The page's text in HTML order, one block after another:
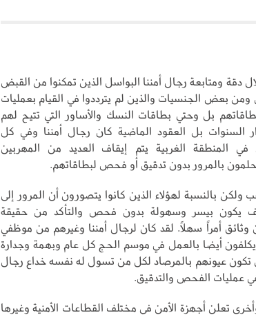
دقة ومتابعة رجال أمننا البواسل الذين تمكنوا من القبض
ومن بعض الجنسيات والذين لم يترددوا في القيام بعمليات
بل وحتي بطاقات النسك والأساور التي تتيح لهم
السنوات بل العقود الماضية كان رجال أمننا وفي كل
المنطقة الغربية يتم إيقاف العديد من المهربين
بالمرور بدون تدقيق أو فحص لبطاقاتهم.
ولكن بالنسبة لهؤلاء الذين كانوا يتصورون أن المرور إلى
يكون بيسر وسهولة بدون فحص والتأكد من حقيقة
وثائق أمراً سهلاً. لقد كان لرجال أمننا وغيرهم من موظفي
يكلفون أيضا بالعمل في موسم الحج كل عام وبهمة وجدارة
تكون عيونهم بالمرصاد لكل من تسول له نفسه خداع رجال
عمليات الفحص والتدقيق.
تعلن أجهزة الأمن في مختلف القطاعات الأمنية وغيرها